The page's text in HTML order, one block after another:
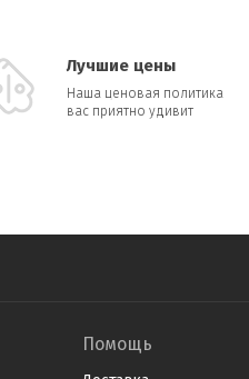
Лучшие цены
Наша ценовая политика
вас приятно удивит
Помощь